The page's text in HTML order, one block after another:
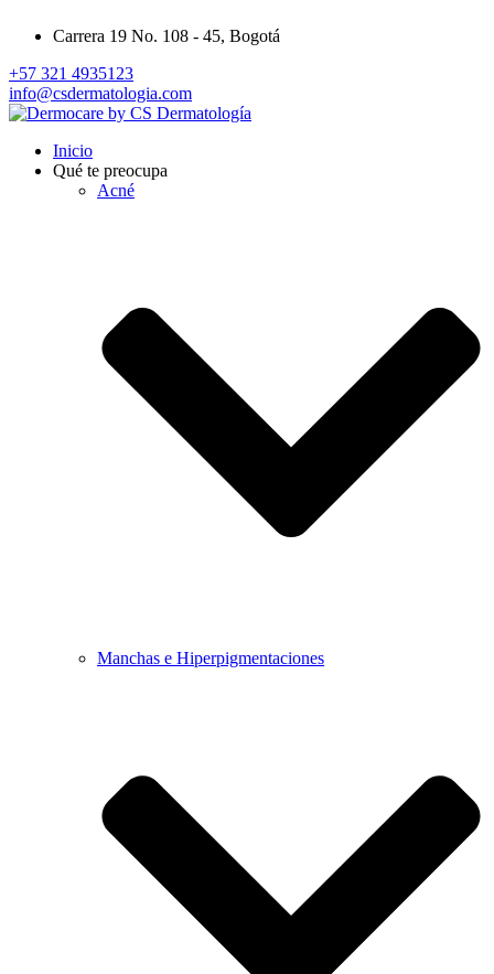
Carrera 19 No. 108 - 45, Bogotá
+57 321 4935123
info@csdermatologia.com
Inicio
Qué te preocupa
Acné
Manchas e Hiperpigmentaciones